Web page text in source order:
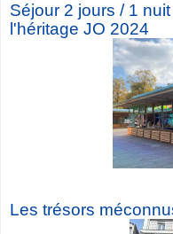
Séjour 2 jours / 1
l'héritage JO 2024
Les trésors